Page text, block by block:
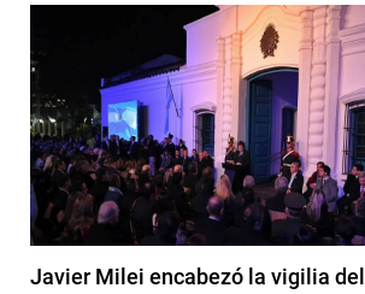
Javier Milei encabezó la vigilia